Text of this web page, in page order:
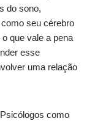
do sono,
seu cérebro
que vale a pena
esse
uma relação
como